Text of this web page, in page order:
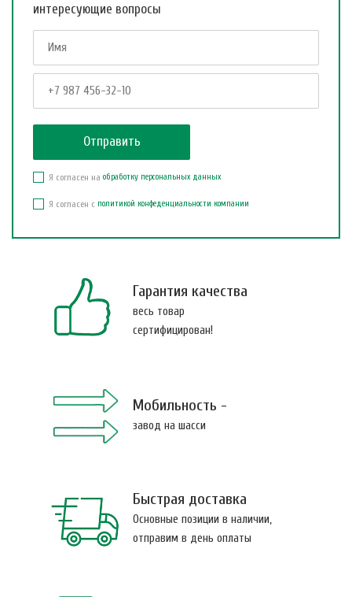
интересующие вопросы
Я согласен на обработку персональных данных
Я согласен с политикой конфеденциальности компании
Гарантия качества
весь товар
сертифицирован!
Мобильность -
завод на шасси
Быстрая доставка
Основные позиции в наличии,
отправим в день оплаты